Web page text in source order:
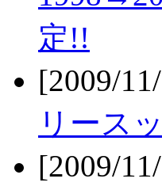
定!!
[2009/
リース
[2009/